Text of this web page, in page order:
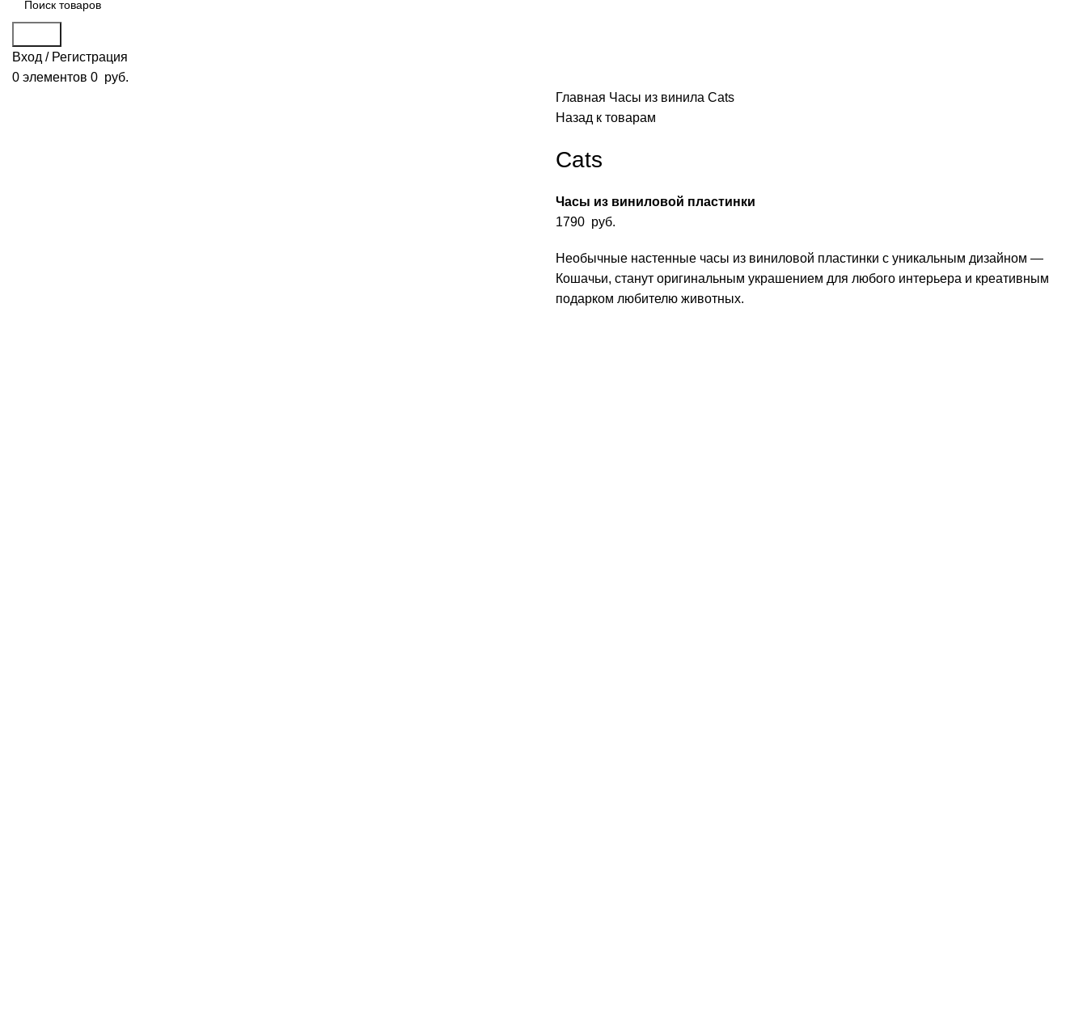
Вход / Регистрация
0 элементов 0 руб.
Главная Часы из винила Cats
Назад к товарам
Cats
Часы из виниловой пластинки
1790 руб.
Необычные настенные часы из виниловой пластинки с уникальным дизайном —
Кошачьи, станут оригинальным украшением для любого интерьера и креативным
подарком любителю животных.